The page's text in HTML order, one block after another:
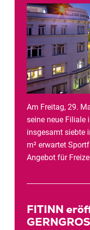
Am Freitag, 29.
seine neue Filiale
insgesamt siebte
m² erwartet
Angebot für
FITINN